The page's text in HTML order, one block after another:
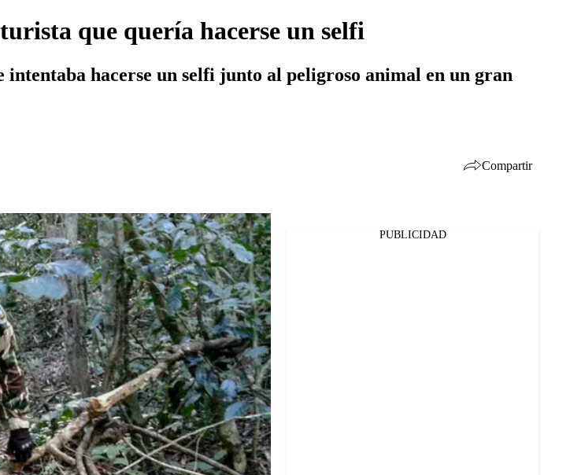
que quería hacerse un selfi
hacerse un selfi junto al peligroso animal en un gran
Compartir
Facebook
Twitter
Whatsapp
PUBLICIDAD